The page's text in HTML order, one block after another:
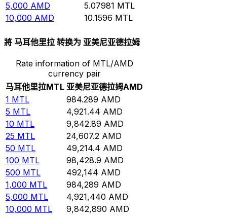
5,000 AMD 5.07981 MTL
10,000 AMD 10.1596 MTL
將 马耳他里拉 转换为 亚美尼亚德拉姆
Rate information of MTL/AMD
currency pair
马耳他里拉MTL 亚美尼亚德拉姆AMD
1 MTL 984.289 AMD
5 MTL 4,921.44 AMD
10 MTL 9,842.89 AMD
25 MTL 24,607.2 AMD
50 MTL 49,214.4 AMD
100 MTL 98,428.9 AMD
500 MTL 492,144 AMD
1,000 MTL 984,289 AMD
5,000 MTL 4,921,440 AMD
10,000 MTL 9,842,890 AMD